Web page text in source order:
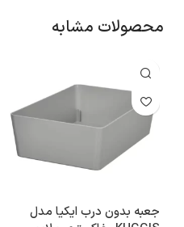
محصولات مشابه
جعبه بدون درب ایکیا مدل